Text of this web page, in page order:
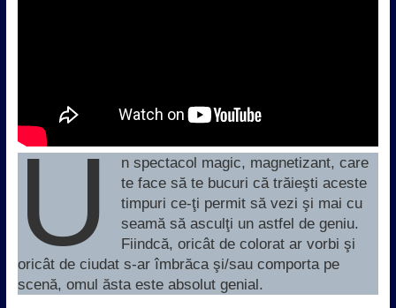
U
n spectacol magic, magnetizant, care
te face să te bucuri că trăieşti aceste
timpuri ce-ţi permit să vezi şi mai cu
seamă să asculţi un astfel de geniu.
Fiindcă, oricât de colorat ar vorbi şi
oricât de ciudat s-ar îmbrăca şi/sau comporta pe
scenă, omul ăsta este absolut genial.